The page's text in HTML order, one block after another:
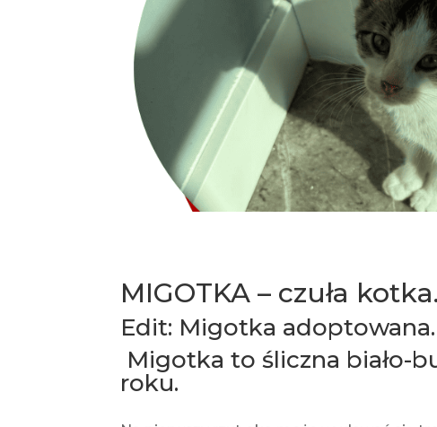
MIGOTKA – czuła kotka.
Edit: Migotka adoptowana.
Migotka to śliczna biało-
roku.